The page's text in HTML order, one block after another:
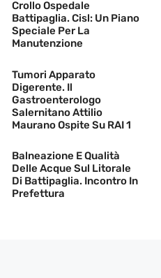
Crollo Ospedale
Battipaglia. Cisl: Un Piano
Speciale Per La
Manutenzione
Tumori Apparato
Digerente. Il
Gastroenterologo
Salernitano Attilio
Maurano Ospite Su RAI 1
Balneazione E Qualità
Delle Acque Sul Litorale
Di Battipaglia. Incontro In
Prefettura